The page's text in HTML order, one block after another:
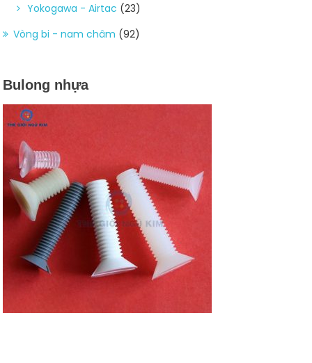
Yokogawa - Airtac (23)
Vòng bi - nam châm (92)
Bulong nhựa